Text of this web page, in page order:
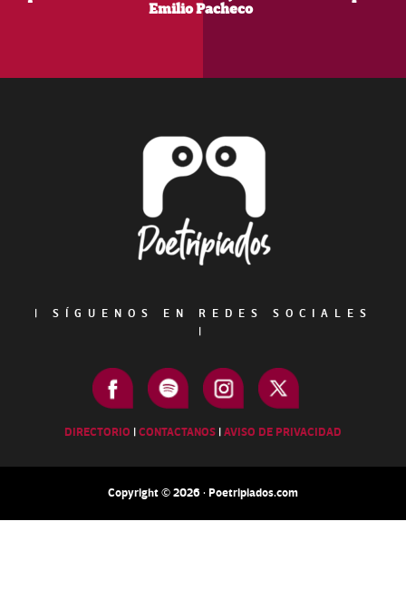
Emilio Pacheco
|
SÍGUENOS EN REDES SOCIALES
|
DIRECTORIO |CONTACTANOS |AVISO DE PRIVACIDAD
Copyright © 2026 · Poetripiados.com